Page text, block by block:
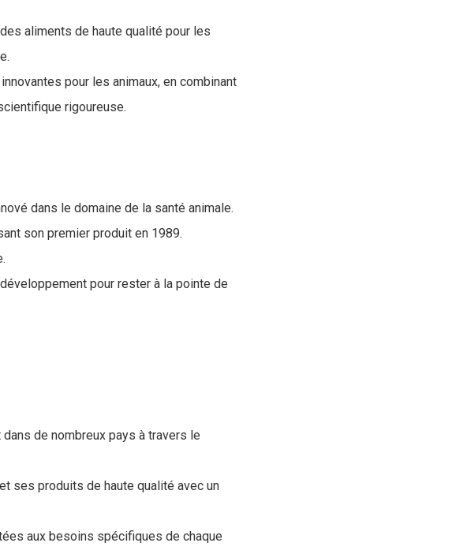
aliments de haute qualité pour les
pour les animaux, en combinant
rigoureuse.
dans le domaine de la santé animale.
son premier produit en 1989.
pour rester à la pointe de
de nombreux pays à travers le
ses produits de haute qualité avec un
aux besoins spécifiques de chaque